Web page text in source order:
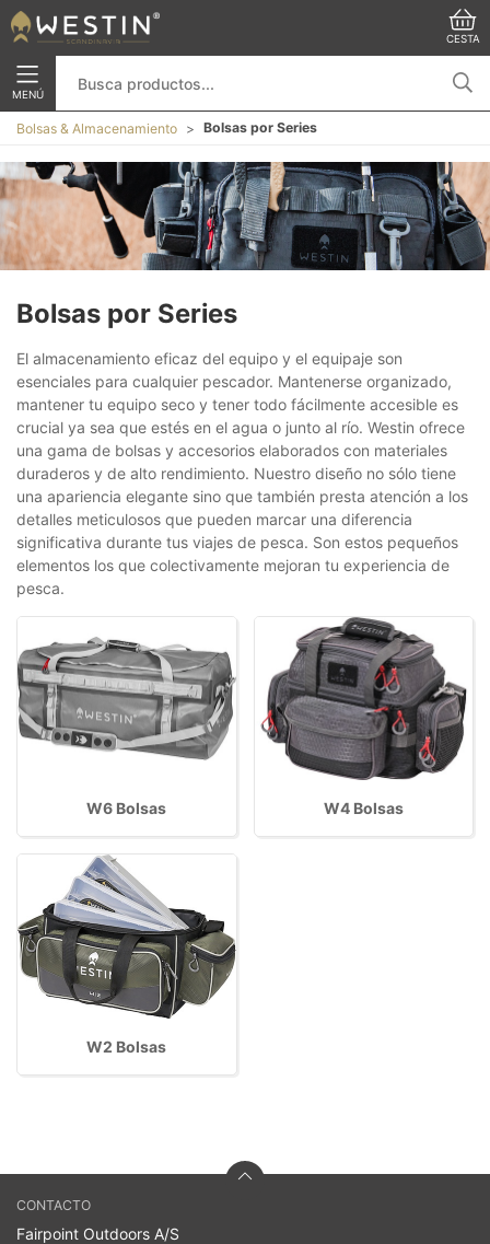
CESTA
MENÚ
Bolsas & Almacenamiento Bolsas por Series
Bolsas por Series
El almacenamiento eficaz del equipo y el equipaje son
esenciales para cualquier pescador. Mantenerse organizado,
mantener tu equipo seco y tener todo fácilmente accesible es
crucial ya sea que estés en el agua o junto al río. Westin ofrece
una gama de bolsas y accesorios elaborados con materiales
duraderos y de alto rendimiento. Nuestro diseño no sólo tiene
una apariencia elegante sino que también presta atención a los
detalles meticulosos que pueden marcar una diferencia
significativa durante tus viajes de pesca. Son estos pequeños
elementos los que colectivamente mejoran tu experiencia de
pesca.
W6 Bolsas W4 Bolsas
W2 Bolsas
CONTACTO
Fairpoint Outdoors A/S